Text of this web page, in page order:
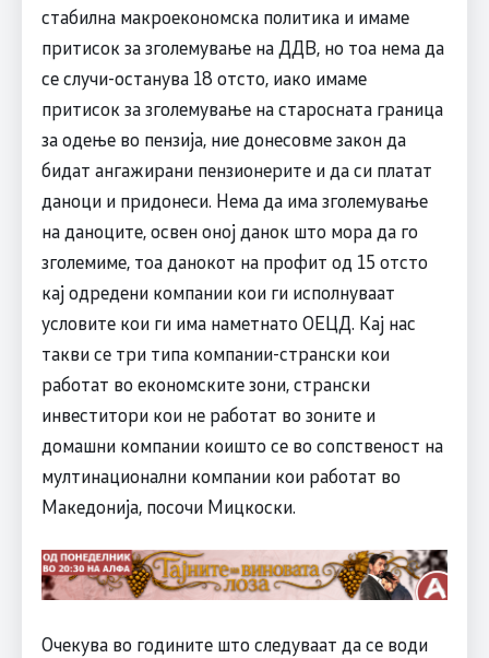
стабилна макроекономска политика и имаме
притисок за зголемување на ДДВ, но тоа нема да
се случи-останува 18 отсто, иако имаме
притисок за зголемување на старосната граница
за одење во пензија, ние донесовме закон да
бидат ангажирани пензионерите и да си платат
даноци и придонеси. Нема да има зголемување
на даноците, освен оној данок што мора да го
зголемиме, тоа данокот на профит од 15 отсто
кај одредени компании кои ги исполнуваат
условите кои ги има наметнато ОЕЦД. Кај нас
такви се три типа компании-странски кои
работат во економските зони, странски
инвеститори кои не работат во зоните и
домашни компании коишто се во сопственост на
мултинационални компании кои работат во
Македонија, посочи Мицкоски.
Очекува во годините што следуваат да се води